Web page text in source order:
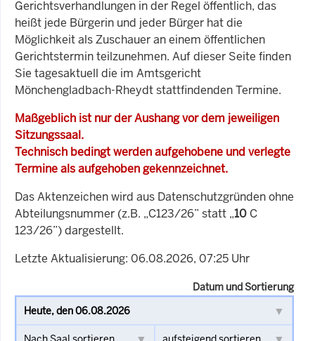
Gerichtsverhandlungen in der Regel öffentlich, das
heißt jede Bürgerin und jeder Bürger hat die
Möglichkeit als Zuschauer an einem öffentlichen
Gerichtstermin teilzunehmen. Auf dieser Seite finden
Sie tagesaktuell die im Amtsgericht
Mönchengladbach-Rheydt stattfindenden Termine.
Maßgeblich ist nur der Aushang vor dem jeweiligen
Sitzungssaal.
Technisch bedingt werden aufgehobene und verlegte
Termine als aufgehoben gekennzeichnet.
Das Aktenzeichen wird aus Datenschutzgründen ohne
Abteilungsnummer (z.B. „C123/26” statt „10 C
123/26”) dargestellt.
Letzte Aktualisierung: 06.08.2026, 07:25 Uhr
Datum und Sortierung